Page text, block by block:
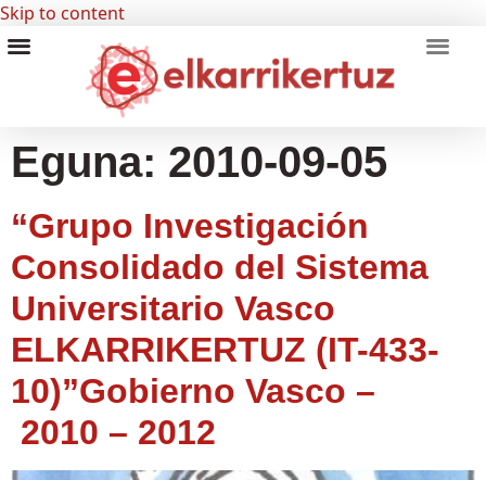
Skip to content
Eguna: 2010-09-05
“Grupo Investigación
Consolidado del Sistema
Universitario Vasco
ELKARRIKERTUZ (IT-433-
10)”Gobierno Vasco –
2010 – 2012